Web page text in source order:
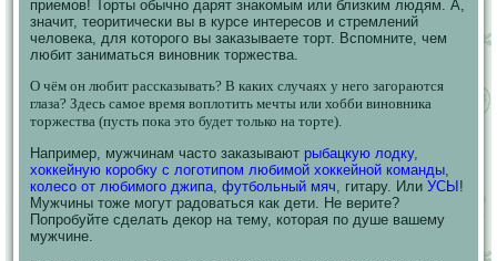
приемов! Торты обычно дарят знакомым или близким людям. А,
значит, теоритически вы в курсе интересов и стремлений
человека, для которого вы заказываете торт. Вспомните, чем
любит заниматься виновник торжества.
О чём он любит рассказывать? В каких случаях у него загораются
глаза? Здесь самое время воплотить мечты или хобби виновника
торжества (пусть пока это будет только на торте).
Например, мужчинам часто заказывают рыбацкую лодку,
хоккейную коробку с логотипом любимой хоккейной команды,
колесо от любимого джипа, футбольный мяч, гитару. Или УСЫ !
Мужчины тоже могут радоваться как дети. Не верите?
Попробуйте сделать декор на тему, которая по душе вашему
мужчине.